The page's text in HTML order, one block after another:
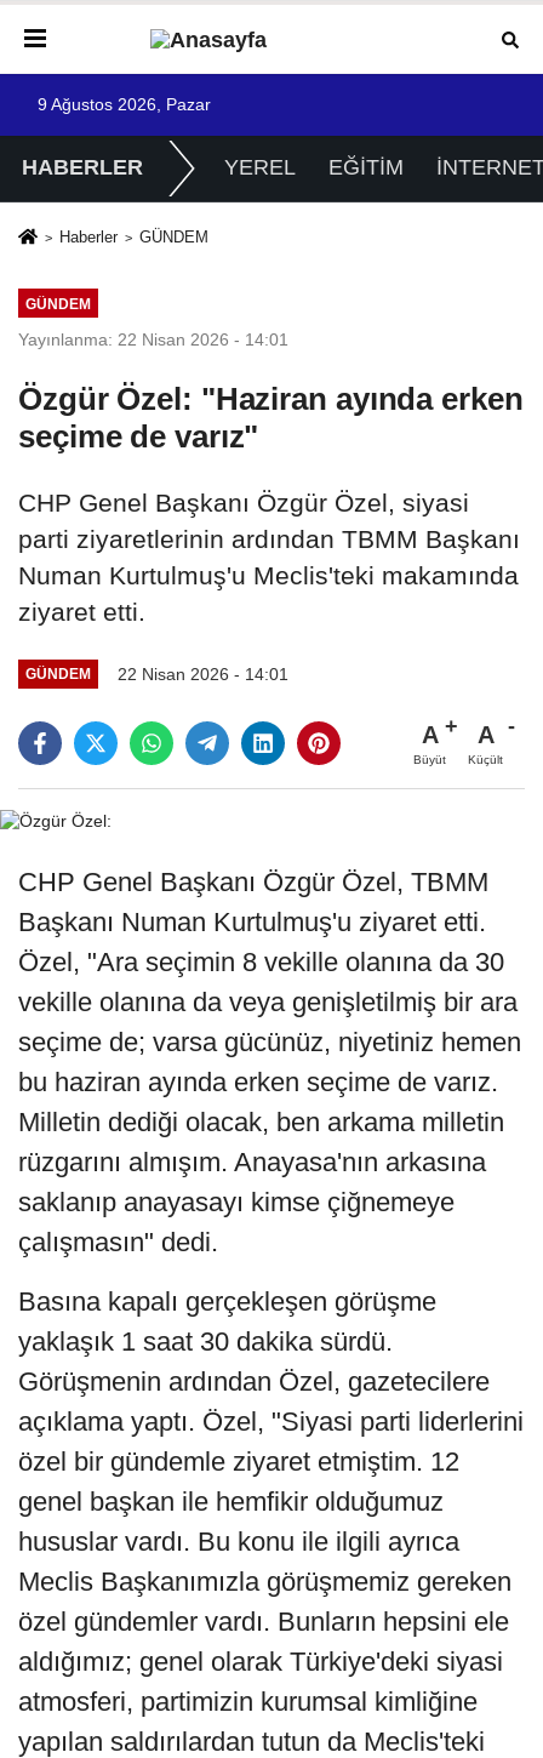
9 Ağustos 2026, Pazar
HABERLER YEREL EĞİTİM
Haberler GÜNDEM
GÜNDEM
Yayınlanma: 22 Nisan 2026 - 14:01
Özgür Özel: "Haziran ayında erken
seçime de varız"
CHP Genel Başkanı Özgür Özel, siyasi
parti ziyaretlerinin ardından TBMM Başkanı
Numan Kurtulmuş'u Meclis'teki makamında
ziyaret etti.
GÜNDEM 22 Nisan 2026 - 14:01
A
Büyüt
A
Küçült
CHP Genel Başkanı Özgür Özel, TBMM
Başkanı Numan Kurtulmuş'u ziyaret etti.
Özel, "Ara seçimin 8 vekille olanına da 30
vekille olanına da veya genişletilmiş bir ara
seçime de; varsa gücünüz, niyetiniz hemen
bu haziran ayında erken seçime de varız.
Milletin dediği olacak, ben arkama milletin
rüzgarını almışım. Anayasa'nın arkasına
saklanıp anayasayı kimse çiğnemeye
çalışmasın" dedi.
Basına kapalı gerçekleşen görüşme
yaklaşık 1 saat 30 dakika sürdü.
Görüşmenin ardından Özel, gazetecilere
açıklama yaptı. Özel, "Siyasi parti liderlerini
özel bir gündemle ziyaret etmiştim. 12
genel başkan ile hemfikir olduğumuz
hususlar vardı. Bu konu ile ilgili ayrıca
Meclis Başkanımızla görüşmemiz gereken
özel gündemler vardı. Bunların hepsini ele
aldığımız; genel olarak Türkiye'deki siyasi
atmosferi, partimizin kurumsal kimliğine
yapılan saldırılardan tutun da Meclis'teki